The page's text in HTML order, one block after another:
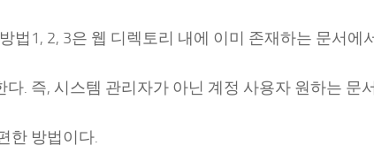
법1, 2, 3은 웹 디렉토리 내에 이미 존재하는 문서에
다. 즉, 시스템 관리자가 아닌 계정 사용자 원하는 문
한 방법이다.